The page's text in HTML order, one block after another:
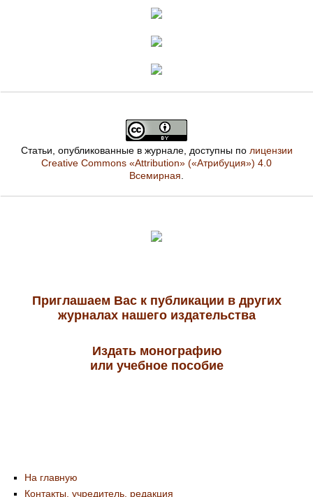
Статьи, опубликованные в журнале, доступны по лицензии
Creative Commons «Attribution» («Атрибуция») 4.0
Всемирная.
Приглашаем Вас к публикации в других
журналах нашего издательства
Издать монографию
или учебное пособие
На главную
Контакты, учредитель, редакция